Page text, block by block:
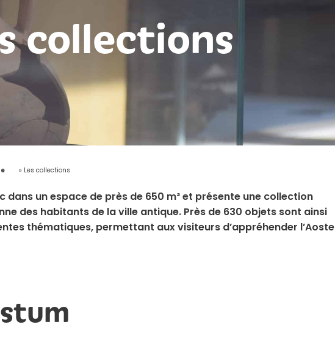
collections
» Les collections
dans un espace de près de 650 m² et présente une collection
des habitants de la ville antique. Près de 630 objets sont ainsi
thématiques, permettant aux visiteurs d’appréhender l’Aoste